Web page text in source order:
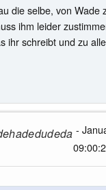
die selbe, von Wade
ihm leider
ihr schreibt und zu
-